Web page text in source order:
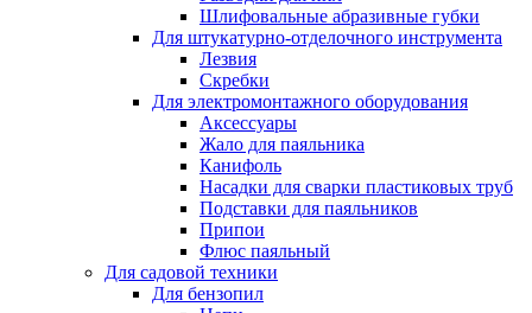
Шлифовальные абразивные губки
Для штукатурно-отделочного инструмента
Лезвия
Скребки
Для электромонтажного оборудования
Аксессуары
Жало для паяльника
Канифоль
Насадки для сварки пластиковых труб
Подставки для паяльников
Припои
Флюс паяльный
Для садовой техники
Для бензопил